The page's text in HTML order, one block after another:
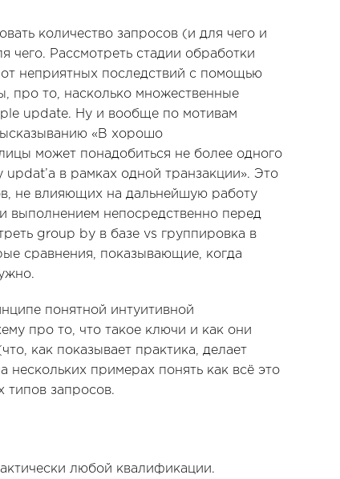
количество запросов (и для чего и
чего. Рассмотреть стадии обработки
от неприятных последствий с помощью
про то, насколько множественные
update. Ну и вообще по мотивам
«В хорошо
может понадобиться не более одного
в рамках одной транзакции». Это
не влияющих на дальнейшую работу
выполнением непосредственно перед
group by в базе vs группировка в
сравнения, показывающие, когда
понятной интуитивной
про то, что такое ключи и как они
как показывает практика, делает
нескольких примерах понять как всё это
типов запросов.
любой квалификации.